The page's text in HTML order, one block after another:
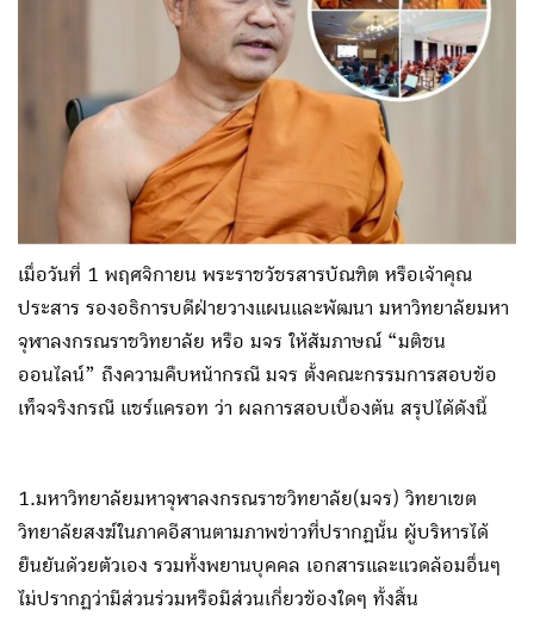
เมื่อวันที่ 1 พฤศจิกายน พระราชวัชรสารบัณฑิต หรือเจ้าคุณ
ประสาร รองอธิการบดีฝ่ายวางแผนและพัฒนา มหาวิทยาลัยมหา
จุฬาลงกรณราชวิทยาลัย หรือ มจร ให้สัมภาษณ์ “มติชน
ออนไลน์” ถึงความคืบหน้ากรณี มจร ตั้งคณะกรรมการสอบข้อ
เท็จจริงกรณี แชร์แครอท ว่า ผลการสอบเบื้องต้น สรุปได้ดังนี้
1.มหาวิทยาลัยมหาจุฬาลงกรณราชวิทยาลัย(มจร) วิทยาเขต
วิทยาลัยสงฆ์ในภาคอีสานตามภาพข่าวที่ปรากฏนั้น ผู้บริหารได้
ยืนยันด้วยตัวเอง รวมทั้งพยานบุคคล เอกสารและแวดล้อมอื่นๆ
ไม่ปรากฏว่ามีส่วนร่วมหรือมีส่วนเกี่ยวข้องใดๆ ทั้งสิ้น